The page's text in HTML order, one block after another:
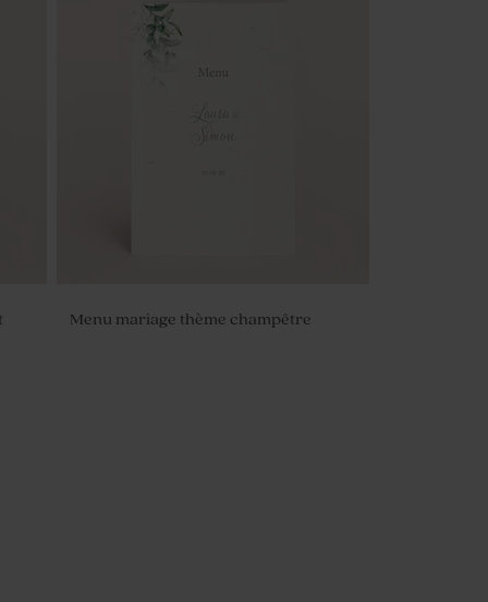
Dragées mariage eucalyptus amande 1
Menu mariage thème champêtre